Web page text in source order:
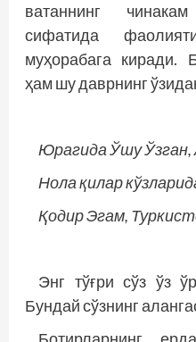
ватаннинг
сифатида
муҳорабага киради.
ҳам шу даврнинг
Юрагида Ўшу Ўзган,
Нола қилар
Қодир Эгам,
Энг тўғри сўз ўз
Бундай сўзнинг